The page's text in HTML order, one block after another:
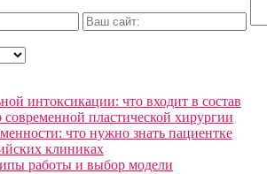
интоксикации: что входит в состав
пластической хирургии
что нужно знать пациентке
клиниках
работы и выбор модели